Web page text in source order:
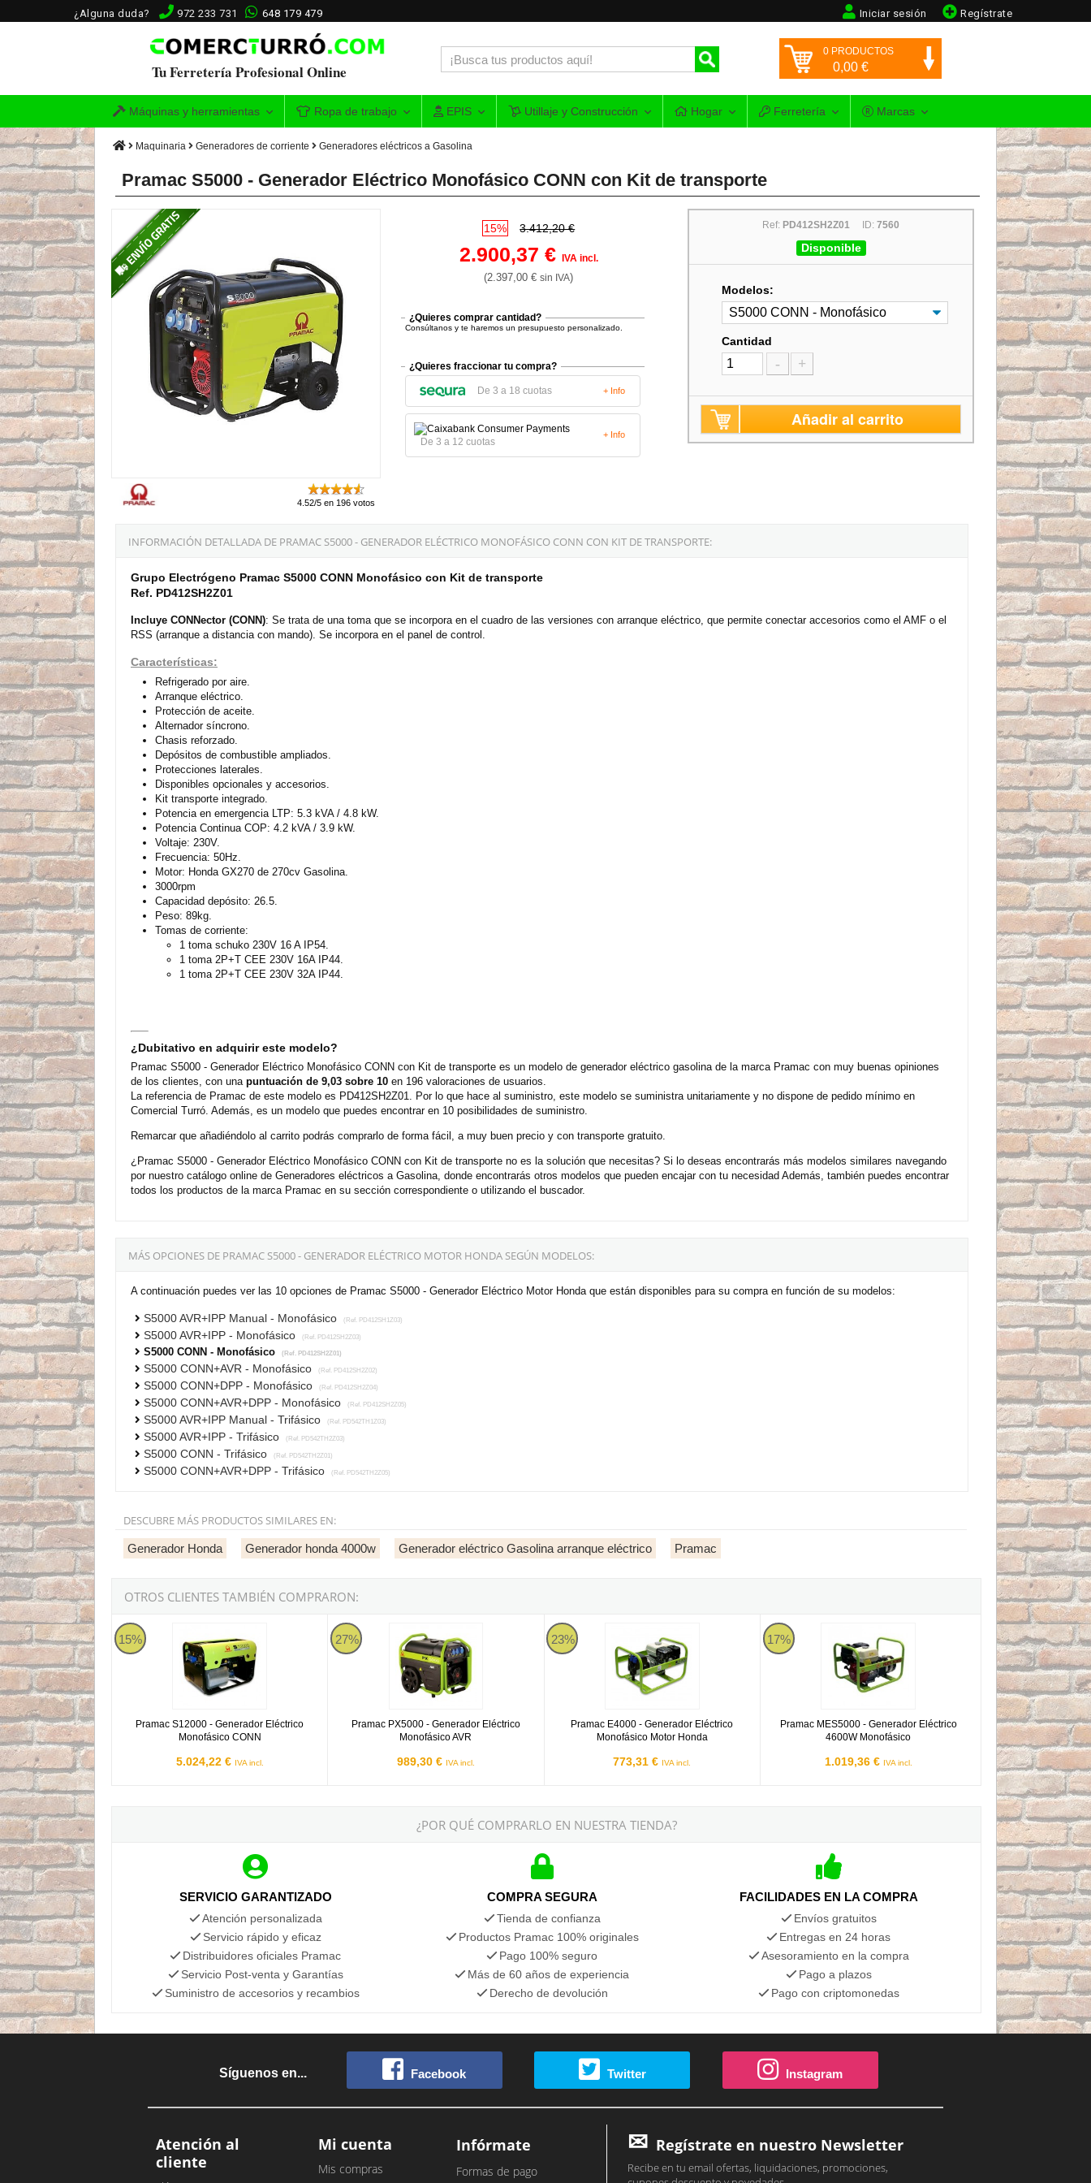
¿Alguna duda? 972 233 731 648 179 479 Regístrate
Iniciar sesión
Tu Ferretería Profesional Online
0 PRODUCTOS
0,00 €
Máquinas y herramientas Ropa de trabajo EPIS Utillaje y Construcción Hogar Ferretería Marcas
Maquinaria Generadores de corriente Generadores eléctricos a Gasolina
Pramac S5000 - Generador Eléctrico Monofásico CONN con Kit de transporte
4.52/5 en 196 votos
15% 3.412,20 €
2.900,37 € IVA incl.
(2.397,00 €sin IVA)
¿Quieres comprar cantidad?
Consúltanos y te haremos un presupuesto personalizado.
¿Quieres fraccionar tu compra?
De 3 a 18 cuotas + Info
De 3 a 12 cuotas
+ Info
Ref: PD412SH2Z01 ID:7560
Disponible
Modelos:
Cantidad
- +
Añadir al carrito
INFORMACIÓN DETALLADA DE PRAMAC S5000 - GENERADOR ELÉCTRICO MONOFÁSICO CONN CON KIT DE TRANSPORTE:
Grupo Electrógeno Pramac S5000 CONN Monofásico con Kit de transporte
Ref. PD412SH2Z01
Incluye CONNector (CONN): Se trata de una toma que se incorpora en el cuadro de las versiones con arranque eléctrico, que permite conectar accesorios como el AMF o el
RSS (arranque a distancia con mando). Se incorpora en el panel de control.
Características:
Refrigerado por aire.
Arranque eléctrico.
Protección de aceite.
Alternador síncrono.
Chasis reforzado.
Depósitos de combustible ampliados.
Protecciones laterales.
Disponibles opcionales y accesorios.
Kit transporte integrado.
Potencia en emergencia LTP: 5.3 kVA / 4.8 kW.
Potencia Continua COP: 4.2 kVA / 3.9 kW.
Voltaje: 230V.
Frecuencia: 50Hz.
Motor: Honda GX270 de 270cv Gasolina.
3000rpm
Capacidad depósito: 26.5.
Peso: 89kg.
Tomas de corriente:
1 toma schuko 230V 16 A IP54.
1 toma 2P+T CEE 230V 16A IP44.
1 toma 2P+T CEE 230V 32A IP44.
¿Dubitativo en adquirir este modelo?
Pramac S5000 - Generador Eléctrico Monofásico CONN con Kit de transporte es un modelo de generador eléctrico gasolina de la marca Pramac con muy buenas opiniones
de los clientes, con una puntuación de 9,03 sobre 10 en 196 valoraciones de usuarios.
La referencia de Pramac de este modelo es PD412SH2Z01. Por lo que hace al suministro, este modelo se suministra unitariamente y no dispone de pedido mínimo en
Comercial Turró. Además, es un modelo que puedes encontrar en 10 posibilidades de suministro.
Remarcar que añadiéndolo al carrito podrás comprarlo de forma fácil, a muy buen precio y con transporte gratuito.
¿Pramac S5000 - Generador Eléctrico Monofásico CONN con Kit de transporte no es la solución que necesitas? Si lo deseas encontrarás más modelos similares navegando
por nuestro catálogo online de Generadores eléctricos a Gasolina, donde encontrarás otros modelos que pueden encajar con tu necesidad Además, también puedes encontrar
todos los productos de la marca Pramac en su sección correspondiente o utilizando el buscador.
MÁS OPCIONES DE PRAMAC S5000 - GENERADOR ELÉCTRICO MOTOR HONDA SEGÚN MODELOS:
A continuación puedes ver las 10 opciones de Pramac S5000 - Generador Eléctrico Motor Honda que están disponibles para su compra en función de su modelos:
S5000 AVR+IPP Manual - Monofásico (Ref. PD412SH1Z03)
S5000 AVR+IPP - Monofásico (Ref. PD412SH2Z03)
S5000 CONN - Monofásico (Ref. PD412SH2Z01)
S5000 CONN+AVR - Monofásico (Ref. PD412SH2Z02)
S5000 CONN+DPP - Monofásico (Ref. PD412SH2Z04)
S5000 CONN+AVR+DPP - Monofásico (Ref. PD412SH2Z05)
S5000 AVR+IPP Manual - Trifásico (Ref. PD542TH1Z03)
S5000 AVR+IPP - Trifásico (Ref. PD542TH2Z03)
S5000 CONN - Trifásico (Ref. PD542TH2Z01)
S5000 CONN+AVR+DPP - Trifásico (Ref. PD542TH2Z05)
DESCUBRE MÁS PRODUCTOS SIMILARES EN:
Generador Honda Generador honda 4000w Generador eléctrico Gasolina arranque eléctrico Pramac
OTROS CLIENTES TAMBIÉN COMPRARON:
15%
Pramac S12000 - Generador Eléctrico
Monofásico CONN
5.024,22 € IVA incl.
Pramac S12000 - Generador Eléctrico Monofásico CONN
27%
Pramac PX5000 - Generador Eléctrico
Monofásico AVR
989,30 € IVA incl.
Pramac PX5000 - Generador Eléctrico Monofásico AVR
23%
Pramac E4000 - Generador Eléctrico
Monofásico Motor Honda
773,31 € IVA incl.
Pramac E4000 - Generador Eléctrico Monofásico Motor Honda
17%
Pramac MES5000 - Generador Eléctrico
4600W Monofásico
1.019,36 € IVA incl.
Pramac MES5000 - Generador Eléctrico 4600W Monofásico
¿POR QUÉ COMPRARLO EN NUESTRA TIENDA?
SERVICIO GARANTIZADO
Atención personalizada
Servicio rápido y eficaz
Distribuidores oficiales Pramac
Servicio Post-venta y Garantías
Suministro de accesorios y recambios
COMPRA SEGURA
Tienda de confianza
Productos Pramac 100% originales
Pago 100% seguro
Más de 60 años de experiencia
Derecho de devolución
FACILIDADES EN LA COMPRA
Envíos gratuitos
Entregas en 24 horas
Asesoramiento en la compra
Pago a plazos
Pago con criptomonedas
Síguenos en... Facebook Twitter Instagram
Atención al
cliente
Mi cuenta
Mis compras
Infórmate
Formas de pago
Regístrate en nuestro Newsletter
Recibe en tu email ofertas, liquidaciones, promociones,